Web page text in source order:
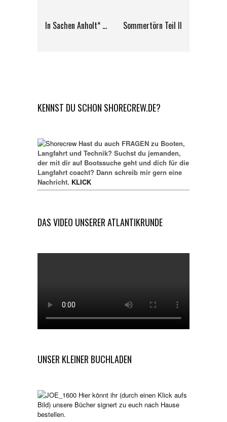
In Sachen Anholt* … Sommertörn Teil II
KENNST DU SCHON SHORECREW.DE?
Hast du auch FRAGEN zu Booten,
Langfahrt und Technik? Suchst du jemanden,
der mit dir auf Bootssuche geht und dich für die
Langfahrt coacht? Dann schreib mir gern eine
Nachricht. KLICK
DAS VIDEO UNSERER ATLANTIKRUNDE
UNSER KLEINER BUCHLADEN
Hier könnt ihr (durch einen Klick aufs
Bild) unsere Bücher signert zu euch nach Hause
bestellen.